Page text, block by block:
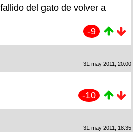
del gato de volver a
-9
31 may 2011, 20:00
-10
31 may 2011, 18:35